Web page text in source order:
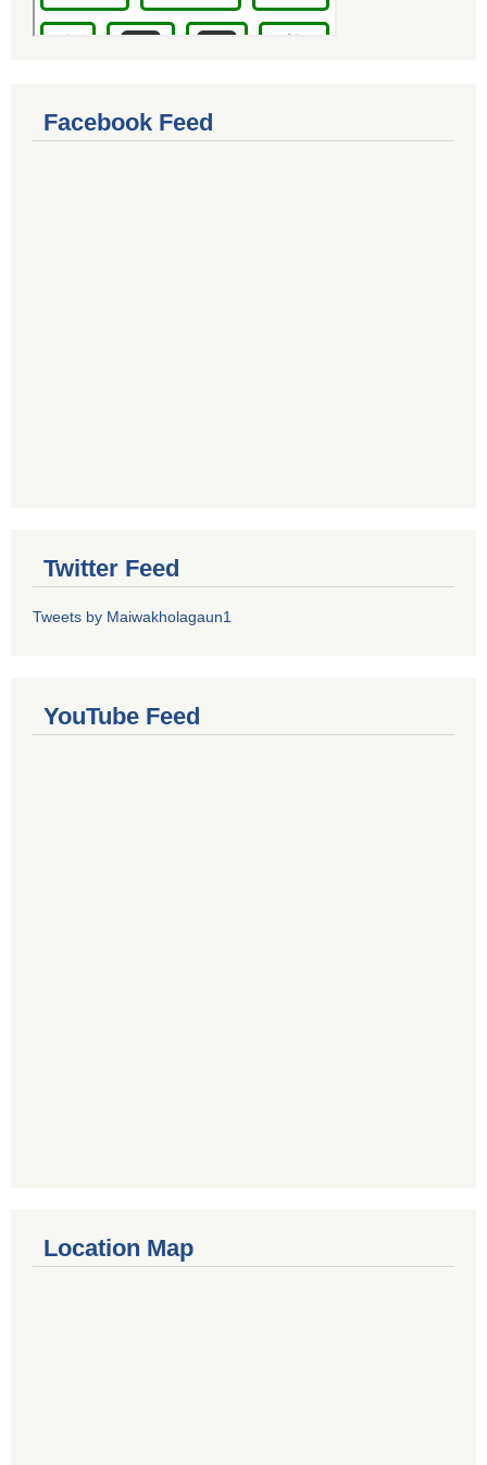
Facebook Feed
Twitter Feed
Tweets by Maiwakholagaun1
YouTube Feed
Location Map